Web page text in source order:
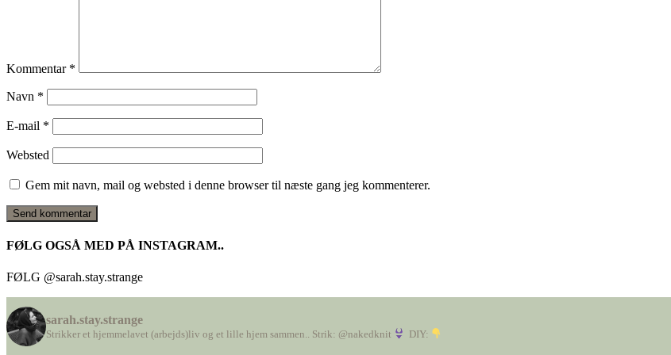
Kommentar *
Navn *
E-mail *
Websted
Gem mit navn, mail og websted i denne browser til næste gang jeg kommenterer.
FØLG OGSÅ MED PÅ INSTAGRAM..
FØLG @sarah.stay.strange
sarah.stay.strange
Strikker et hjemmelavet (arbejds)liv og et lille hjem sammen.. Strik: @nakedknit DIY: